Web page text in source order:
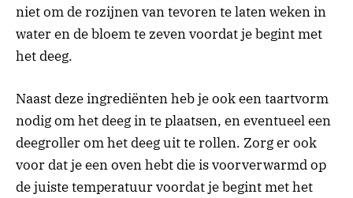
niet om de rozijnen van tevoren te laten weken in
water en de bloem te zeven voordat je begint met
het deeg.
Naast deze ingrediënten heb je ook een taartvorm
nodig om het deeg in te plaatsen, en eventueel een
deegroller om het deeg uit te rollen. Zorg er ook
voor dat je een oven hebt die is voorverwarmd op
de juiste temperatuur voordat je begint met het